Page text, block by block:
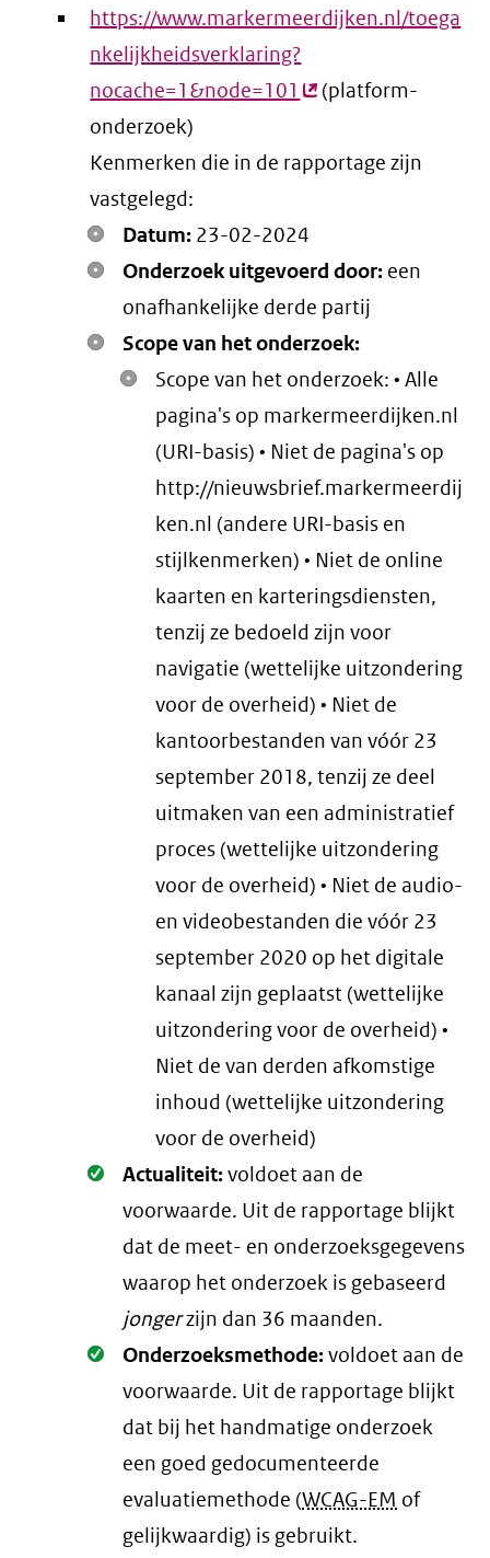
https://www.markermeerdijken.nl/toega
nkelijkheidsverklaring?
nocache=1&node=101 (externe
(platform-
onderzoek)
Kenmerken die in de rapportage zijn
vastgelegd:
Datum: 23-02-2024
Onderzoek uitgevoerd door: een
onafhankelijke derde partij
Scope van het onderzoek:
Scope van het onderzoek: • Alle
pagina's op markermeerdijken.nl
(URI-basis) • Niet de pagina's op
http://nieuwsbrief.markermeerdij
ken.nl (andere URI-basis en
stijlkenmerken) • Niet de online
kaarten en karteringsdiensten,
tenzij ze bedoeld zijn voor
navigatie (wettelijke uitzondering
voor de overheid) • Niet de
kantoorbestanden van vóór 23
september 2018, tenzij ze deel
uitmaken van een administratief
proces (wettelijke uitzondering
voor de overheid) • Niet de audio-
en videobestanden die vóór 23
september 2020 op het digitale
kanaal zijn geplaatst (wettelijke
uitzondering voor de overheid) •
Niet de van derden afkomstige
inhoud (wettelijke uitzondering
voor de overheid)
Oké.
Actualiteit:voldoet aan de
voorwaarde. Uit de rapportage blijkt
dat de meet- en onderzoeksgegevens
waarop het onderzoek is gebaseerd
jongerzijn dan 36 maanden.
Oké.
Onderzoeksmethode:voldoet aan de
voorwaarde. Uit de rapportage blijkt
dat bij het handmatige onderzoek
een goed gedocumenteerde
evaluatiemethode (WCAG-EM of
gelijkwaardig) is gebruikt.